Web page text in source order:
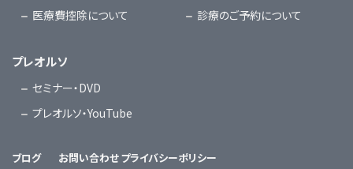
医療費控除について
診療のご予約について
プレオルソ
セミナー・DVD
プレオルソ・YouTube
ブログ お問い合わせプライバシーポリシー